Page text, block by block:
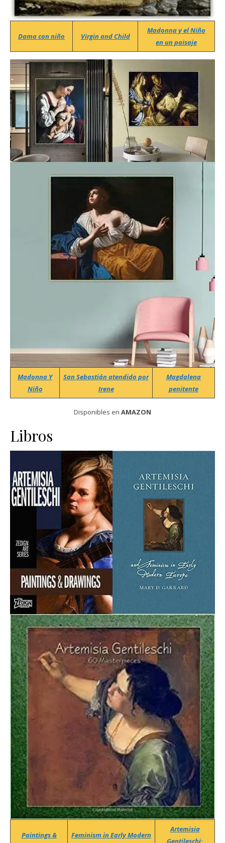
Dama con niño Virgin and Child
Madonna y el Niño
en un paisaje
Madonna Y
Niño
San Sebastián atendido por
Irene
Magdalena
penitente
Disponibles en AMAZON
Libros
Paintings &
Feminism in Early Modern
Artemisia
Gentileschi: